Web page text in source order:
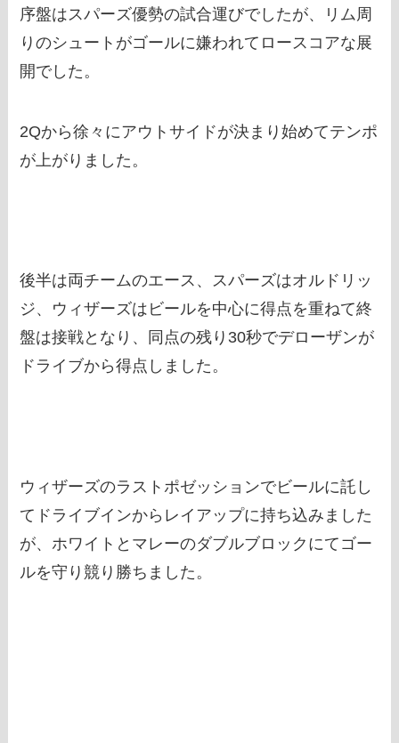
序盤はスパーズ優勢の試合運びでしたが、リム周
りのシュートがゴールに嫌われてロースコアな展
開でした。
2Qから徐々にアウトサイドが決まり始めてテンポ
が上がりました。
後半は両チームのエース、スパーズはオルドリッ
ジ、ウィザーズはビールを中心に得点を重ねて終
盤は接戦となり、同点の残り30秒でデローザンが
ドライブから得点しました。
ウィザーズのラストポゼッションでビールに託し
てドライブインからレイアップに持ち込みました
が、ホワイトとマレーのダブルブロックにてゴー
ルを守り競り勝ちました。